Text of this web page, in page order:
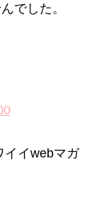
でした。
イイwebマガ